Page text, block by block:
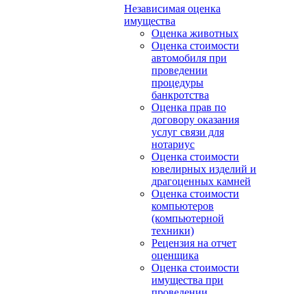
Независимая оценка
имущества
Оценка животных
Оценка стоимости
автомобиля при
проведении
процедуры
банкротства
Оценка прав по
договору оказания
услуг связи для
нотариус
Оценка стоимости
ювелирных изделий и
драгоценных камней
Оценка стоимости
компьютеров
(компьютерной
техники)
Рецензия на отчет
оценщика
Оценка стоимости
имущества при